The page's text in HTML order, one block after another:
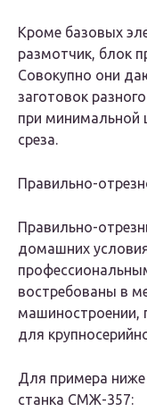
Кроме базовых
размотчик, блок
Совокупно они
заготовок
при минимальной
среза.
Правильно-
Правильно-
домашних
востребованы в
машиностроении,
для
Для примера ниже
станка СМЖ-357: